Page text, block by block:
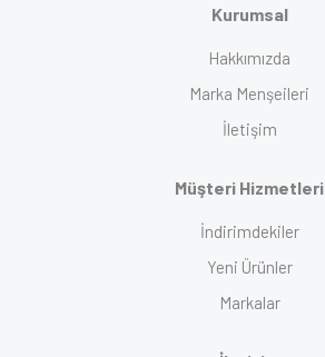
Kurumsal
Hakkımızda
Marka Menşeileri
İletişim
Müşteri Hizmetleri
İndirimdekiler
Yeni Ürünler
Markalar